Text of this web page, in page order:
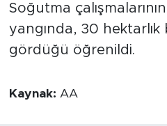
Soğutma
yangında, 30 hektarlık
gördüğü öğrenildi.
Kaynak: AA